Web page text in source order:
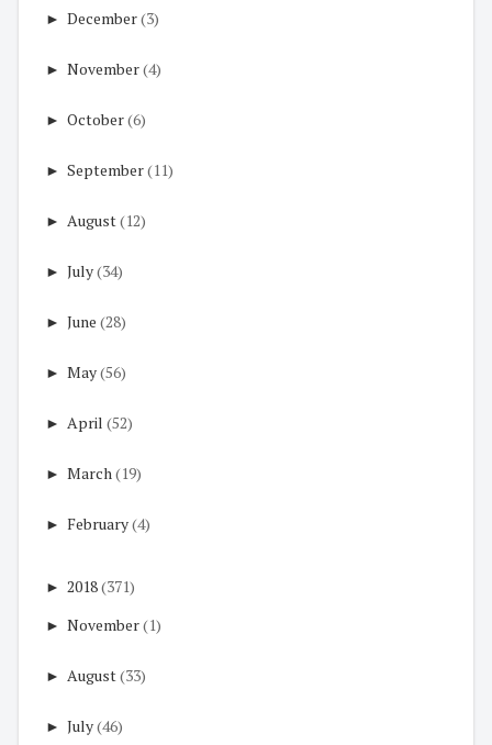
► December(3)
► November(4)
► October(6)
► September(11)
► August(12)
► July(34)
► June (28)
► May(56)
► April (52)
► March(19)
► February(4)
► 2018(371)
► November(1)
► August(33)
► July(46)